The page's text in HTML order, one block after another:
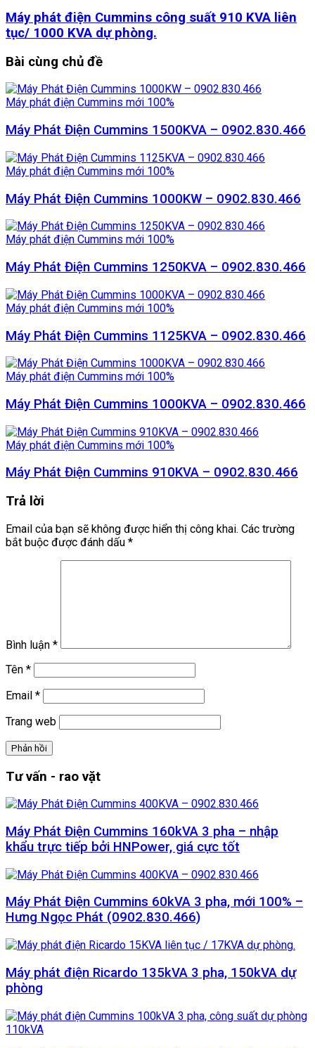
Máy phát điện Cummins công suất 910 KVA liên
tục/ 1000 KVA dự phòng.
Bài cùng chủ đề
Máy phát điện Cummins mới 100%
Máy Phát Điện Cummins 1500KVA – 0902.830.466
Máy phát điện Cummins mới 100%
Máy Phát Điện Cummins 1000KW – 0902.830.466
Máy phát điện Cummins mới 100%
Máy Phát Điện Cummins 1250KVA – 0902.830.466
Máy phát điện Cummins mới 100%
Máy Phát Điện Cummins 1125KVA – 0902.830.466
Máy phát điện Cummins mới 100%
Máy Phát Điện Cummins 1000KVA – 0902.830.466
Máy phát điện Cummins mới 100%
Máy Phát Điện Cummins 910KVA – 0902.830.466
Trả lời
Email của bạn sẽ không được hiển thị công khai. Các trường
bắt buộc được đánh dấu *
Bình luận *
Tên *
Email *
Trang web
Tư vấn - rao vặt
Máy Phát Điện Cummins 160kVA 3 pha – nhập
khẩu trực tiếp bởi HNPower, giá cực tốt
Máy Phát Điện Cummins 60kVA 3 pha, mới 100% –
Hưng Ngọc Phát (0902.830.466)
Máy phát điện Ricardo 135kVA 3 pha, 150kVA dự
phòng